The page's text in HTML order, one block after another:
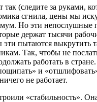
так (следите за руками,
сгнила, цены мы
Но эти непослушные
держат тысячи
эти пытаются выкрутить
Так, чтобы не
работать в
и
не работает.
«стабильность».